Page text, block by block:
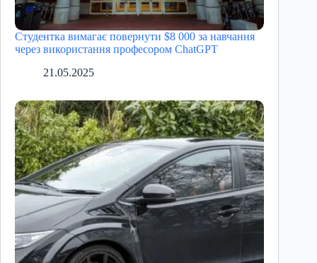
Студентка вимагає повернути $8 000 за навчання
через використання професором ChatGPT
21.05.2025